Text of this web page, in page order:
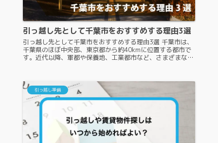
引っ越し先として千葉市をおすすめする理由3選
引っ越し先として千葉市をおすすめする理由3選 千葉市は、
千葉県のほぼ中央部、東京都から約40kmに位置する都市で
す。近代以降、軍都や保養地、工業都市など、さまざまな役
引っ越し準備